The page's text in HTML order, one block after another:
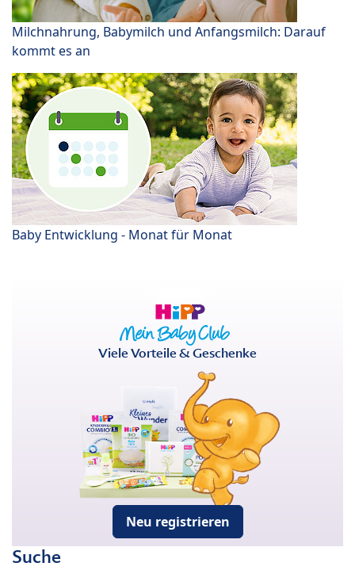
Milchnahrung, Babymilch und Anfangsmilch: Darauf
kommt es an
Baby Entwicklung - Monat für Monat
Viele Vorteile & Geschenke
Neu registrieren
Suche